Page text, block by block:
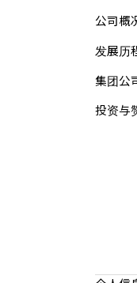
公司概
发展历
集团公
投资与